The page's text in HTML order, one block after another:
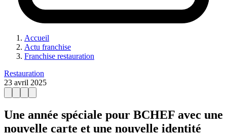
Accueil
Actu franchise
Franchise restauration
Restauration
23 avril 2025
Une année spéciale pour BCHEF avec une
nouvelle carte et une nouvelle identité